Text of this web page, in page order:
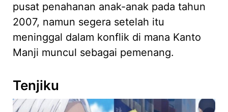
pusat penahanan anak-anak pada tahun
2007, namun segera setelah itu
meninggal dalam konflik di mana Kanto
Manji muncul sebagai pemenang.
Tenjiku